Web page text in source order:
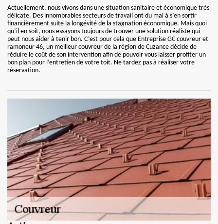
Actuellement, nous vivons dans une situation sanitaire et économique très
délicate. Des innombrables secteurs de travail ont du mal à s’en sortir
financièrement suite la longévité de la stagnation économique. Mais quoi
qu’il en soit, nous essayons toujours de trouver une solution réaliste qui
peut nous aider à tenir bon. C’est pour cela que Entreprise GC couvreur et
ramoneur 46, un meilleur couvreur de la région de Cuzance décide de
réduire le coût de son intervention afin de pouvoir vous laisser profiter un
bon plan pour l’entretien de votre toit. Ne tardez pas à réaliser votre
réservation.